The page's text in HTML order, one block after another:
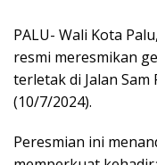
PALU- Wali Kota
resmi meresmikan
terletak di Jalan Sam
(10/7/2024).
Peresmian ini